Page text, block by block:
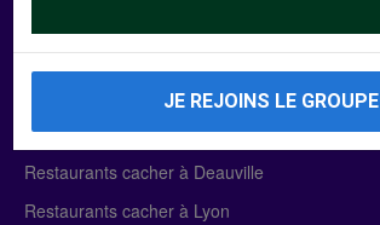
Manger Cacher
Liste des restaurants cacher
Restaurants cacher à Paris
Restaurants cacher à Deauville
Restaurants cacher à Lyon
JE REJOINS LE GROUPE